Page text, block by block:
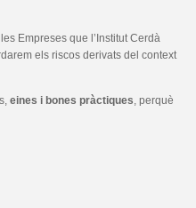
Empreses que l’Institut Cerdà
els riscos derivats del context
eines i bones pràctiques, perquè